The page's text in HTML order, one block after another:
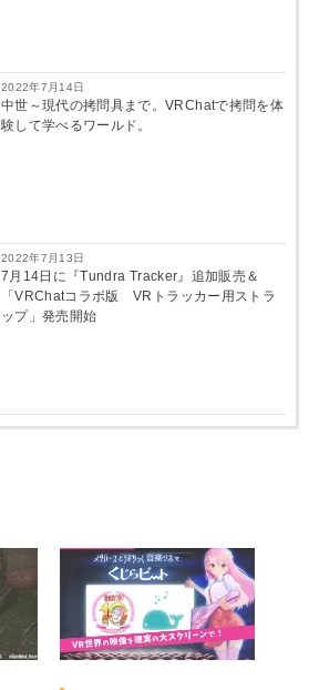
2022年7月14日
中世～現代の拷問具まで。VRChatで拷問を体
験して学べるワールド。
2022年7月13日
7月14日に『Tundra Tracker』追加販売＆
「VRChatコラボ版 VRトラッカー用ストラ
ップ」発売開始